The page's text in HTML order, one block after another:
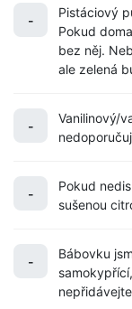
-
Pistáciový
Pokud
bez něj.
ale zelená
-
Vanilinový/
-
Pokud
sušenou
-
Bábovku